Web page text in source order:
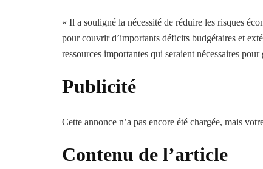
« Il a souligné la nécessité de réduire les risques
pour couvrir d’importants déficits budgétaires et
ressources importantes qui seraient nécessaires
Publicité
Cette annonce n’a pas encore été chargée, mais
Contenu de l’article